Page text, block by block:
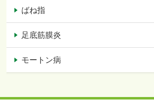
ばね指
足底筋膜炎
モートン病